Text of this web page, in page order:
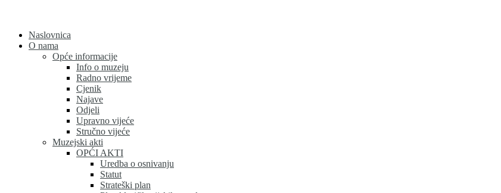
contentNaslovnica
O nama
Opće informacije
Info o muzeju
Radno vrijeme
Cjenik
Najave
Odjeli
Upravno vijeće
Stručno vijeće
Muzejski akti
OPĆI AKTI
Uredba o osnivanju
Statut
Strateški plan